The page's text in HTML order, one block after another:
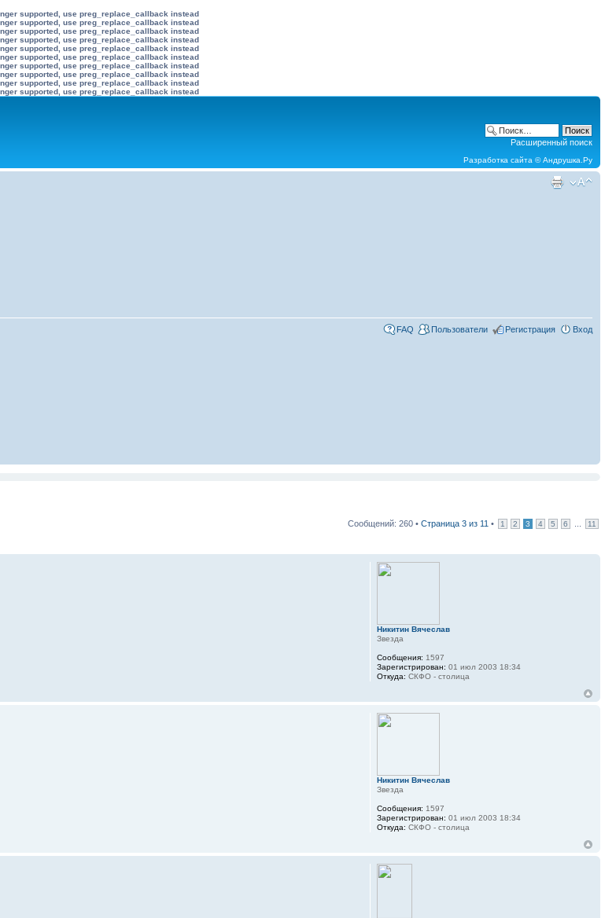
supported, use preg_replace_callback instead
supported, use preg_replace_callback instead
supported, use preg_replace_callback instead
supported, use preg_replace_callback instead
supported, use preg_replace_callback instead
supported, use preg_replace_callback instead
supported, use preg_replace_callback instead
supported, use preg_replace_callback instead
supported, use preg_replace_callback instead
supported, use preg_replace_callback instead
Расширенный поиск
Разработка сайта ©Андрушка.Ру
FAQ Пользователи Регистрация Вход
Сообщений: 260 • Страница 3 из 11 • 1 2 3 4 5 6 11
Никитин Вячеслав
Звезда
Сообщения: 1597
Зарегистрирован: 01 июл 2003 18:34
Откуда: СКФО - столица
Никитин Вячеслав
Звезда
Сообщения: 1597
Зарегистрирован: 01 июл 2003 18:34
Откуда: СКФО - столица